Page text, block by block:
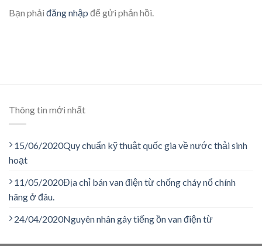
Bạn phải đăng nhập để gửi phản hồi.
Thông tin mới nhất
15/06/2020Quy chuẩn kỹ thuật quốc gia về nước thải sinh
hoạt
11/05/2020Địa chỉ bán van điện từ chống cháy nổ chính
hãng ở đâu.
24/04/2020Nguyên nhân gây tiếng ồn van điện từ